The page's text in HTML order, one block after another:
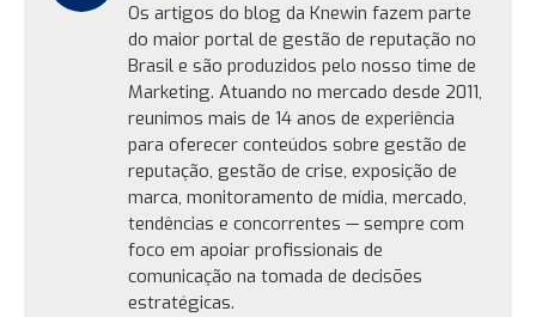
Os artigos do blog da Knewin fazem parte
do maior portal de gestão de reputação no
Brasil e são produzidos pelo nosso time de
Marketing. Atuando no mercado desde 2011,
reunimos mais de 14 anos de experiência
para oferecer conteúdos sobre gestão de
reputação, gestão de crise, exposição de
marca, monitoramento de mídia, mercado,
tendências e concorrentes — sempre com
foco em apoiar profissionais de
comunicação na tomada de decisões
estratégicas.